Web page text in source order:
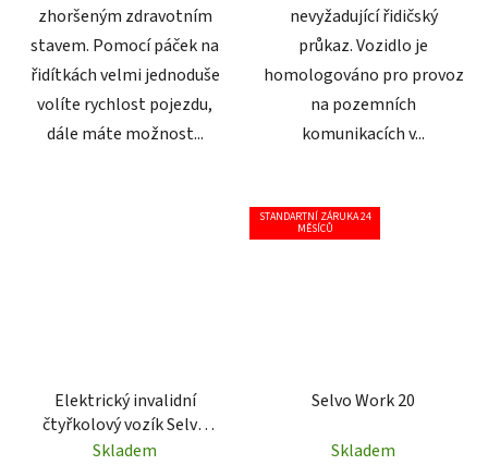
zhoršeným zdravotním
stavem. Pomocí páček na
řidítkách velmi jednoduše
volíte rychlost pojezdu,
dále máte možnost...
nevyžadující řidičský
průkaz. Vozidlo je
homologováno pro provoz
na pozemních
komunikacích v...
Elektrický invalidní
čtyřkolový vozík Selvo
4800
Skladem
STANDARTNÍ ZÁRUKA 24
MĚSÍCŮ
Selvo Work 20
Skladem